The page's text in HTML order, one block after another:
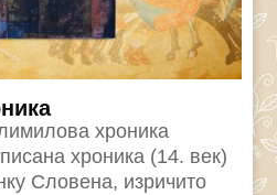
хроника
писана хроника (14. век)
Словена, изричито